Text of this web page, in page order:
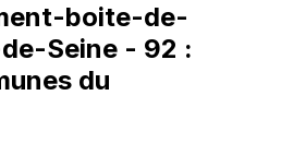
boite-de-
Seine - 92 :
du